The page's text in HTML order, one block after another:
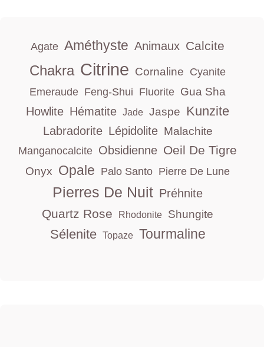
Agate Améthyste Animaux Calcite
Chakra Citrine Cornaline Cyanite
Emeraude Feng-Shui Fluorite Gua Sha
Howlite Hématite Jade Jaspe Kunzite
Labradorite Lépidolite Malachite
Manganocalcite Obsidienne Oeil De Tigre
Onyx Opale Palo Santo Pierre De Lune
Pierres De Nuit Préhnite
Quartz Rose Rhodonite Shungite
Sélenite Topaze Tourmaline